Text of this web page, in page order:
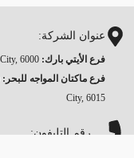
عنوان الشركة:
فرع الأيتي بارك: Skyrise 4, 7th Floor, Cebu City, 6000
فرع ماكتان المواجه للبحر :
City, 6015
رقم التليفون: